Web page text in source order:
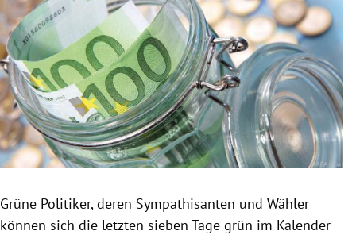
Untermenü
Untermenü
Untermenü
Untermenü
Grüne Politiker, deren Sympathisanten und Wähler
können sich die letzten sieben Tage grün im Kalender